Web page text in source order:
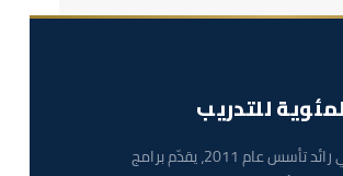
للتدريب
معهد تدريبي رائد تأسس عام 2011، يقدّم برامج